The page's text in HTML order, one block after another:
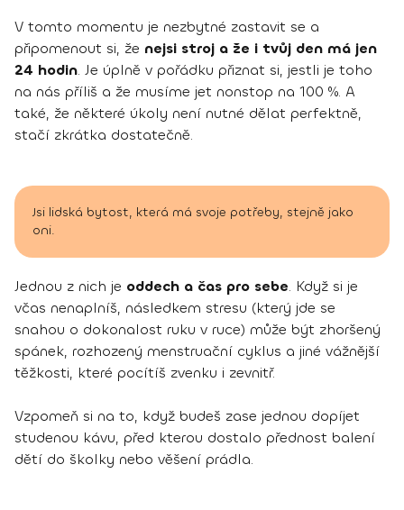
V tomto momentu je nezbytné zastavit se a
připomenout si, že nejsi stroj a že i tvůj den má jen
24 hodin. Je úplně v pořádku přiznat si, jestli je toho
na nás příliš a že musíme jet nonstop na 100 %. A
také, že některé úkoly není nutné dělat perfektně,
stačí zkrátka dostatečně.
Jsi lidská bytost, která má svoje potřeby, stejně jako
oni.
Jednou z nich je oddech a čas pro sebe. Když si je
včas nenaplníš, následkem stresu (který jde se
snahou o dokonalost ruku v ruce) může být zhoršený
spánek, rozhozený menstruační cyklus a jiné vážnější
těžkosti, které pocítíš zvenku i zevnitř.
Vzpomeň si na to, když budeš zase jednou dopíjet
studenou kávu, před kterou dostalo přednost balení
dětí do školky nebo věšení prádla.